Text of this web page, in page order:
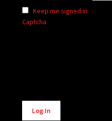
Keep me signed in
Captcha
Alternative:
Log In